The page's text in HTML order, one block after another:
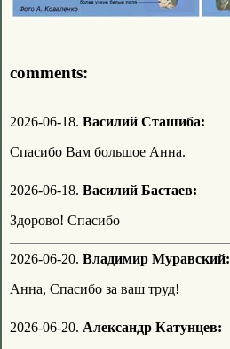
comments:
2026-06-18. Василий Сташиба:
Спасибо Вам большое Анна.
2026-06-18. Василий Бастаев:
Здорово! Спасибо
2026-06-20. Владимир Муравский:
Анна, Спасибо за ваш труд!
2026-06-20. Александр Катунцев: